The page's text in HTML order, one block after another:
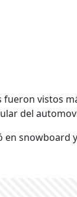
fueron vistos
del
en snowboard